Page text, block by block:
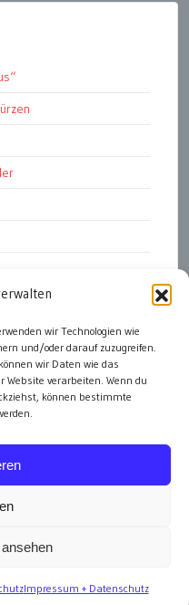
wir Technologien wie
und/oder darauf zuzugreifen.
wir Daten wie das
Website verarbeiten. Wenn du
können bestimmte
Impressum + Datenschutz